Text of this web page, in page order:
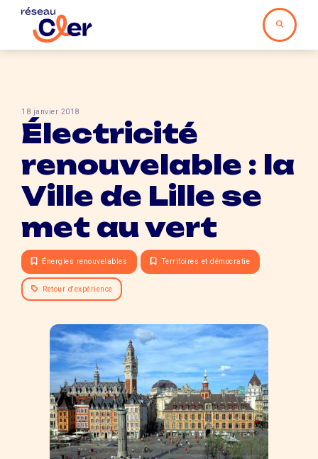
18 janvier 2018
Électricité
renouvelable : la
Ville de Lille se
met au vert
Énergies renouvelables Territoires et démocratie
Retour d'expérience